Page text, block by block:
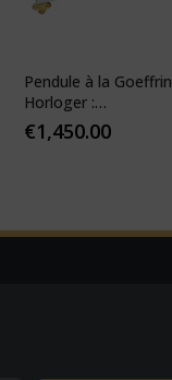
Pendule à la Goeffrin
Horloger :
Desfontaines 1850
€1,450.00